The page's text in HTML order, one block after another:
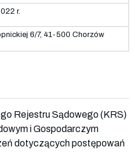
r.
6/7, 41-500 Chorzów
Rejestru Sądowego (KRS)
i Gospodarczym
dotyczących postępowań